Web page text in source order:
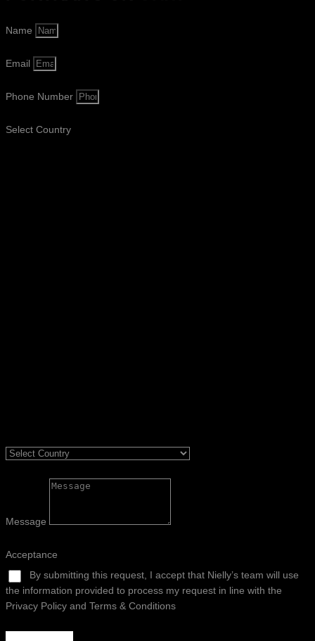
Name
Email
Phone Number
Select Country
Message
Acceptance
By submitting this request, I accept that Nielly’s team will use
the information provided to process my request in line with the
Privacy Policy and Terms & Conditions